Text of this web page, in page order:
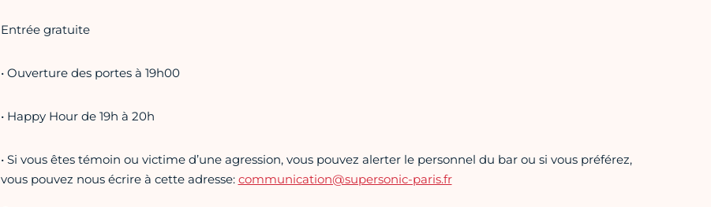
Entrée gratuite
• Ouverture des portes à 19h00
• Happy Hour de 19h à 20h
• Si vous êtes témoin ou victime d’une agression, vous pouvez alerter le personnel du bar ou si vous préférez,
vous pouvez nous écrire à cette adresse: communication@supersonic-paris.fr